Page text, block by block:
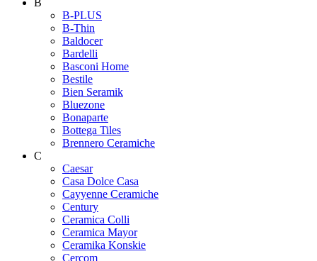
B-PLUS
B-Thin
Baldocer
Bardelli
Basconi Home
Bestile
Bien Seramik
Bluezone
Bonaparte
Bottega Tiles
Brennero Ceramiche
C
Caesar
Casa Dolce Casa
Cayyenne Ceramiche
Century
Ceramica Colli
Ceramica Mayor
Ceramika Konskie
Cercom